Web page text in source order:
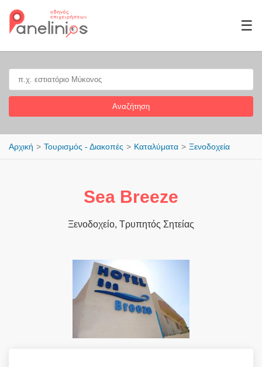
☰
Αναζήτηση
Αρχική Τουρισμός - Διακοπές Καταλύματα Ξενοδοχεία
Sea Breeze
Ξενοδοχείο, Τρυπητός Σητείας